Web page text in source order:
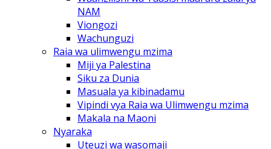
NAM
Viongozi
Wachunguzi
Raia wa ulimwengu mzima
Miji ya Palestina
Siku za Dunia
Masuala ya kibinadamu
Vipindi vya Raia wa Ulimwengu mzima
Makala na Maoni
Nyaraka
Uteuzi wa wasomaji